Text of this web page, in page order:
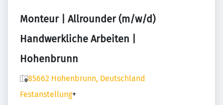
Monteur | Allrounder (m/w/d)
Handwerkliche Arbeiten |
Hohenbrunn
85662 Hohenbrunn, Deutschland
Festanstellung+